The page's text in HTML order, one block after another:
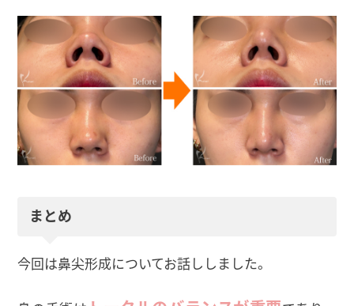
まとめ
今回は鼻尖形成についてお話ししました。